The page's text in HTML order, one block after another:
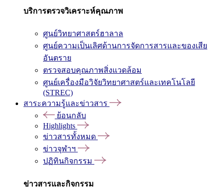
บริการตรวจวิเคราะห์คุณภาพ
ศูนย์วิทยาศาสตร์ฮาลาล
ศูนย์ความเป็นเลิศด้านการจัดการสารและของเสีย
อันตราย
ตรวจสอบคุณภาพสิ่งแวดล้อม
ศูนย์เครื่องมือวิจัยวิทยาศาสตร์และเทคโนโลยี
(STREC)
สาระความรู้และข่าวสาร
ย้อนกลับ
Highlights
ข่าวสารทั้งหมด
ข่าวจุฬาฯ
ปฏิทินกิจกรรม
ข่าวสารและกิจกรรม